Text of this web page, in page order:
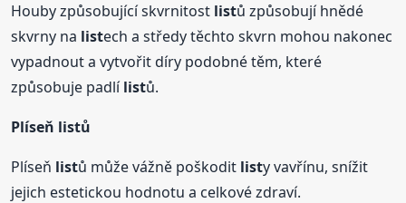
Houby způsobující skvrnitost listů způsobují hnědé
skvrny na listech a středy těchto skvrn mohou nakonec
vypadnout a vytvořit díry podobné těm, které
způsobuje padlílistů.
Plíseň listů
Plíseň listů může vážně poškodit listy vavřínu, snížit
jejich estetickou hodnotu a celkové zdraví.